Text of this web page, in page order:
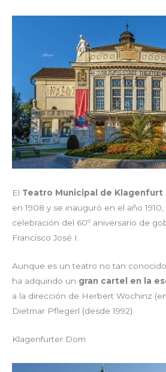
El Teatro Municipal de Klagenfurt
en 1908 y se inauguró en el año
celebración del 60º aniversario de
Francisco José I.
Aunque es un teatro no tan
ha adquirido un gran cartel en la
a la dirección de Herbert Wochinz
Dietmar Pflegerl (desde 1992).
Klagenfurter Dom